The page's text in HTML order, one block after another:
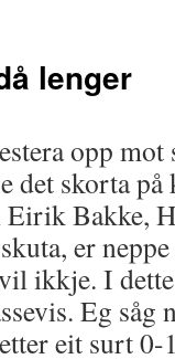
lenger
opp
det skorta
Bakke,
er
ikkje. I
Eg såg
eit surt 0-